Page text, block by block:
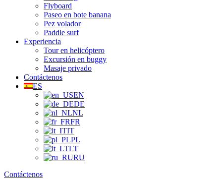
Flyboard
Paseo en bote banana
Pez volador
Paddle surf
Experiencia
Tour en helicóptero
Excursión en buggy
Masaje privado
Contáctenos
ES
EN
DE
NL
FR
IT
PL
LT
RU
Contáctenos